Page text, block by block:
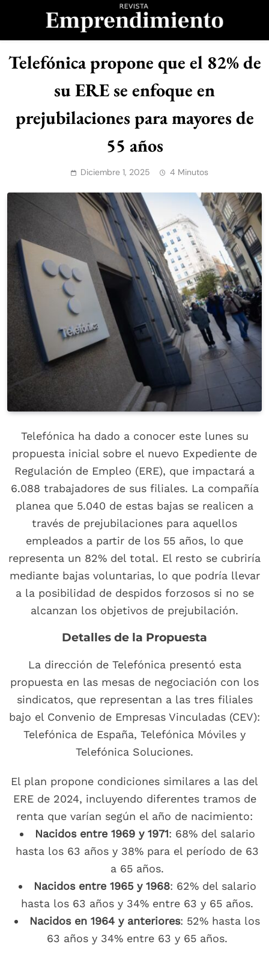
Revista
Emprendimiento
Telefónica propone que el 82% de
su ERE se enfoque en
prejubilaciones para mayores de
55 años
Diciembre 1, 2025 4 Minutos
Telefónica ha dado a conocer este lunes su
propuesta inicial sobre el nuevo Expediente de
Regulación de Empleo (ERE), que impactará a
6.088 trabajadores de sus filiales. La compañía
planea que 5.040 de estas bajas se realicen a
través de prejubilaciones para aquellos
empleados a partir de los 55 años, lo que
representa un 82% del total. El resto se cubriría
mediante bajas voluntarias, lo que podría llevar
a la posibilidad de despidos forzosos si no se
alcanzan los objetivos de prejubilación.
Detalles de la Propuesta
La dirección de Telefónica presentó esta
propuesta en las mesas de negociación con los
sindicatos, que representan a las tres filiales
bajo el Convenio de Empresas Vinculadas (CEV):
Telefónica de España, Telefónica Móviles y
Telefónica Soluciones.
El plan propone condiciones similares a las del
ERE de 2024, incluyendo diferentes tramos de
renta que varían según el año de nacimiento:
Nacidos entre 1969 y 1971: 68% del salario
hasta los 63 años y 38% para el período de 63
a 65 años.
Nacidos entre 1965 y 1968: 62% del salario
hasta los 63 años y 34% entre 63 y 65 años.
Nacidos en 1964 y anteriores: 52% hasta los
63 años y 34% entre 63 y 65 años.